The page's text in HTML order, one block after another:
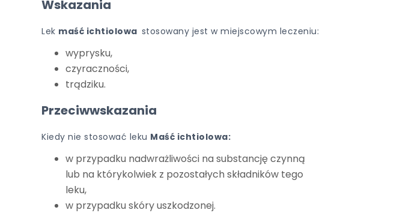
Wskazania
Lek maść ichtiolowa stosowany jest w miejscowym leczeniu:
wyprysku,
czyraczności,
trądziku.
Przeciwwskazania
Kiedy nie stosować leku Maść ichtiolowa:
w przypadku nadwrażliwości na substancję czynną
lub na którykolwiek z pozostałych składników tego
leku,
w przypadku skóry uszkodzonej.